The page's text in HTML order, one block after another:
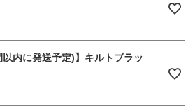
以内に発送予定)】キルトブラッ